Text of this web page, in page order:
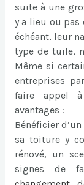
suite à une
y a lieu ou pas
échéant, leur
type de tuile,
Même si
entreprises
faire appel
avantages :
Bénéficier
sa toiture y
rénové, un
signes de